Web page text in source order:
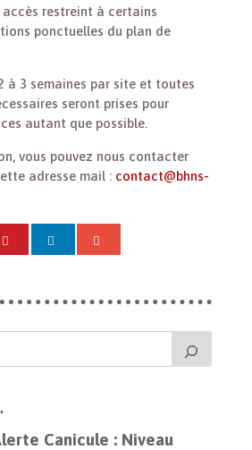
restreint à certains
ponctuelles du plan de
à 3 semaines par site et toutes
seront prises pour
autant que possible.
vous pouvez nous contacter
adresse mail : contact@bhns-
Canicule : Niveau